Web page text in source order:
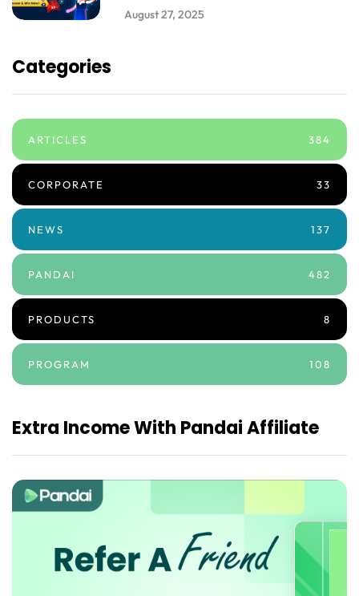
August 27, 2025
Categories
ARTICLES 384
CORPORATE 33
NEWS 137
PANDAI 482
PRODUCTS 8
PROGRAM 108
Extra Income With Pandai Affiliate